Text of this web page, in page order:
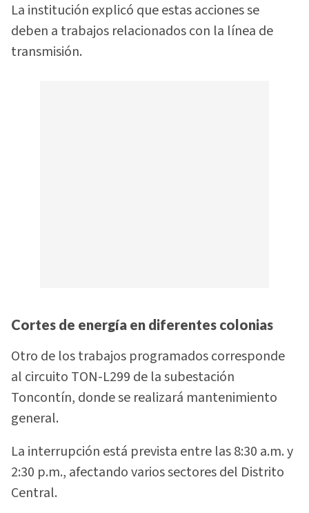
La institución explicó que estas acciones se
deben a trabajos relacionados con la línea de
transmisión.
Cortes de energía en diferentes colonias
Otro de los trabajos programados corresponde
al circuito TON-L299 de la subestación
Toncontín, donde se realizará mantenimiento
general.
La interrupción está prevista entre las 8:30 a.m. y
2:30 p.m., afectando varios sectores del Distrito
Central.